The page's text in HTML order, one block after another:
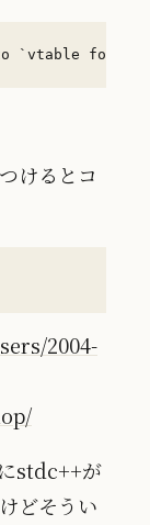
けるとコ
2004-
stdc++が
どそうい